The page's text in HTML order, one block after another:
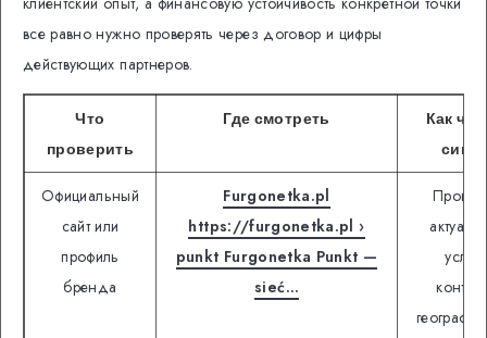
все равно нужно проверять через договор и цифры
действующих партнеров.
Что
проверить
Где смотреть
Как
Официальный
сайт или
профиль
бренда
Furgonetka.pl
https://furgonetka.pl ›
punkt Furgonetka Punkt —
sieć…